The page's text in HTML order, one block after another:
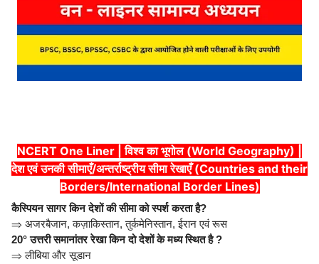
NCERT One Liner | विश्व का भूगोल (World Geography) |
देश एवं उनकी सीमाएँ/अन्तर्राष्ट्रीय सीमा रेखाएँ (Countries and their
Borders/International Border Lines)
कैस्पियन सागर किन देशों की सीमा को स्पर्श करता है?
⇒ अजरबैजान, कज़ाकिस्तान, तुर्कमेनिस्तान, ईरान एवं रूस
20° उत्तरी समानांतर रेखा किन दो देशों के मध्य स्थित है ?
⇒ लीबिया और सूडान